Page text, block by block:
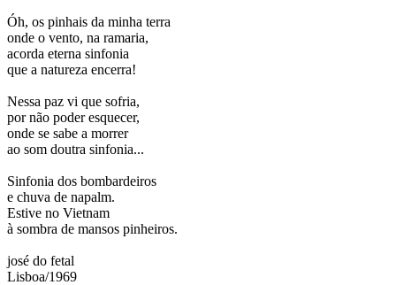
Óh, os pinhais da minha terra
onde o vento, na ramaria,
acorda eterna sinfonia
que a natureza encerra!
Nessa paz vi que sofria,
por não poder esquecer,
onde se sabe a morrer
ao som doutra sinfonia...
Sinfonia dos bombardeiros
e chuva de napalm.
Estive no Vietnam
à sombra de mansos pinheiros.
josé do fetal
Lisboa/1969